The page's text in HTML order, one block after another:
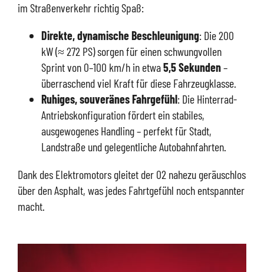
im Straßenverkehr richtig Spaß:
Direkte, dynamische Beschleunigung: Die 200
kW (≈ 272 PS) sorgen für einen schwungvollen
Sprint von 0–100 km/h in etwa5,5 Sekunden–
überraschend viel Kraft für diese Fahrzeugklasse.
Ruhiges, souveränes Fahrgefühl: Die Hinterrad-
Antriebskonfiguration fördert ein stabiles,
ausgewogenes Handling – perfekt für Stadt,
Landstraße und gelegentliche Autobahnfahrten.
Dank des Elektromotors gleitet der 02 nahezu geräuschlos
über den Asphalt, was jedes Fahrtgefühl noch entspannter
macht.